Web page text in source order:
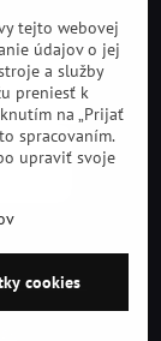
údajov
tejto webovej
údajov o jej
a služby
preniesť k
na „Prijať
spracovaním.
upraviť svoje
cookies